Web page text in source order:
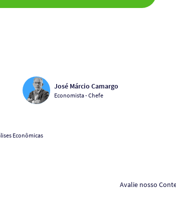
José Márcio Camargo
Economista - Chefe
Econômicas
Avalie nosso